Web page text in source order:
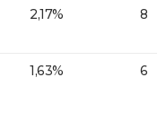
2,17% 8
1,63% 6